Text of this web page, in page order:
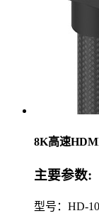
8K高速
主要参数:
型号：HD-